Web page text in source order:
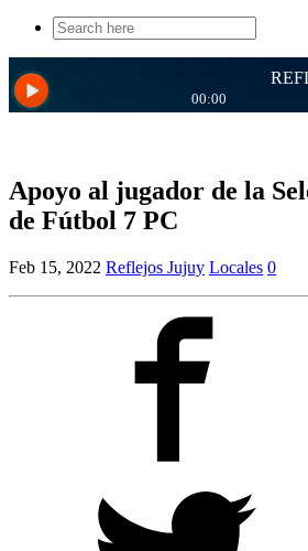
Search
for:
Apoyo al jugador de la
de Fútbol 7 PC
Feb 15, 2022 Reflejos Jujuy Locales 0